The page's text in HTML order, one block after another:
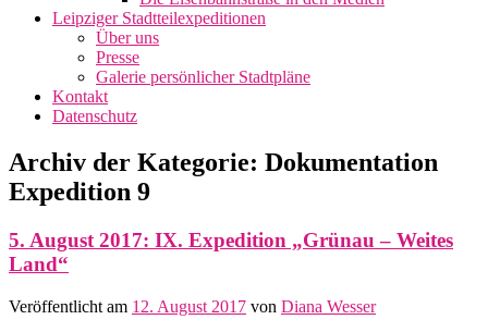
Leipziger Stadtteilexpeditionen
Über uns
Presse
Galerie persönlicher Stadtpläne
Kontakt
Datenschutz
Archiv der Kategorie: Dokumentation
Expedition 9
5. August 2017: IX. Expedition „Grünau – Weites
Land“
Veröffentlicht am 12. August 2017 von Diana Wesser